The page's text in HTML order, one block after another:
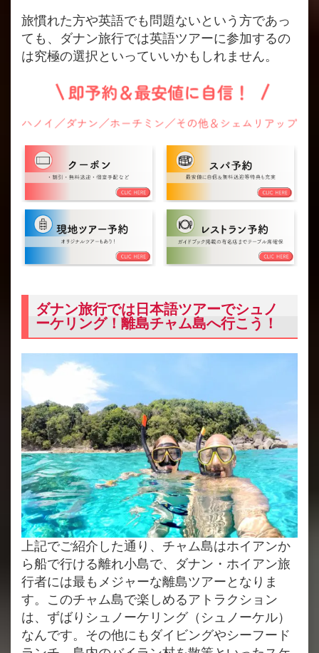
旅慣れた方や英語でも問題ないという方であっ
ても、ダナン旅行では英語ツアーに参加するの
は究極の選択といっていいかもしれません。
ダナン旅行では日本語ツアーでシュノ
ーケリング！離島チャム島へ行こう！
上記でご紹介した通り、チャム島はホイアンか
ら船で行ける離れ小島で、ダナン・ホイアン旅
行者には最もメジャーな離島ツアーとなりま
す。このチャム島で楽しめるアトラクション
は、ずばりシュノーケリング（シュノーケル）
なんです。その他にもダイビングやシーフード